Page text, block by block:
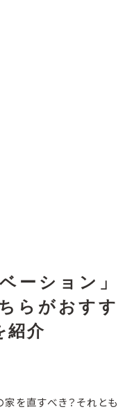
ーション」
らがおすす
紹介
家を直すべき？それとも